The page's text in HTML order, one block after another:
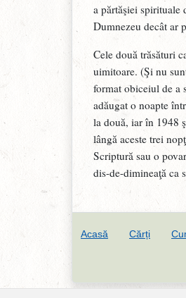
a părtăşiei spirituale
Dumnezeu decât ar
Cele două trăsături
uimitoare. (Şi nu
format obiceiul de a
adăugat o noapte
la două, iar în 1948
lângă aceste trei
Scriptură sau o
dis-de-dimineaţă ca
Acasă Cărți